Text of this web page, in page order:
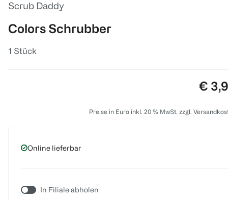
Scrub Daddy
Colors Schrubber
1 Stück
€
Preise in Euro inkl. 20 % MwSt. zzgl.
Online lieferbar
In Filiale abholen